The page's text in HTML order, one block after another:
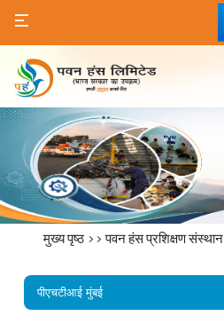
मुख्य पृष्ठ >>पवन हंस प्रशिक्षण संस्थान
पीएचटीआई मुंबई